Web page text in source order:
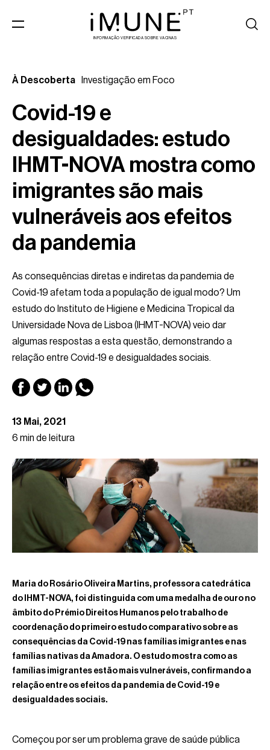
INFORMAÇÃO VERIFICADA SOBRE VACINAS
À Descoberta Investigação em Foco
Covid-19 e
desigualdades: estudo
IHMT-NOVA mostra como
imigrantes são mais
vulneráveis aos efeitos
da pandemia
As consequências diretas e indiretas da pandemia de
Covid-19 afetam toda a população de igual modo? Um
estudo do Instituto de Higiene e Medicina Tropical da
Universidade Nova de Lisboa (IHMT-NOVA) veio dar
algumas respostas a esta questão, demonstrando a
relação entre Covid-19 e desigualdades sociais.
13 Mai, 2021
6 min de leitura
Maria do Rosário Oliveira Martins, professora catedrática
do IHMT-NOVA, foi distinguida com uma medalha de ouro no
âmbito do Prémio Direitos Humanos pelo trabalho de
coordenação do primeiro estudo comparativo sobre as
consequências da Covid-19 nas famílias imigrantes e nas
famílias nativas da Amadora. O estudo mostra como as
famílias imigrantes estão mais vulneráveis, confirmando a
relação entre os efeitos da pandemia de Covid-19 e
desigualdades sociais.
Começou por ser um problema grave de saúde pública